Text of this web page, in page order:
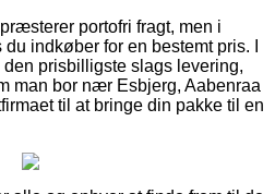
portofri fragt, men i
indkøber for en bestemt pris. I
prisbilligste slags levering,
man bor nær Esbjerg, Aabenraa
til at bringe din pakke til en